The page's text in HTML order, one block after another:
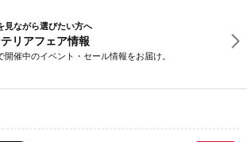
見ながら選びたい方へ
リアフェア情報
開催中のイベント・セール情報をお届け。